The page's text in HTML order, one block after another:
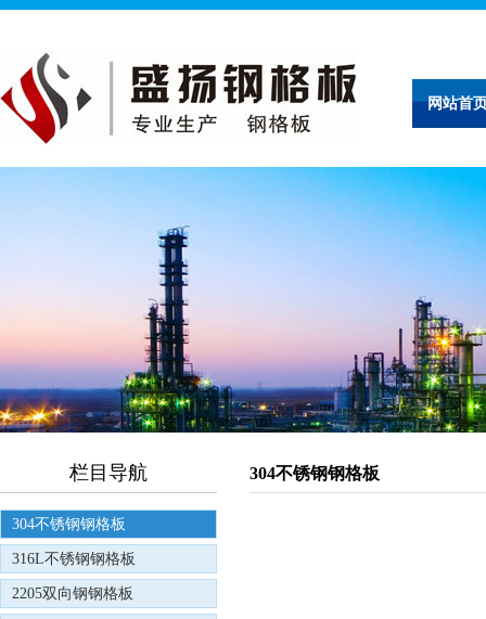
网站首
栏目导航
304不锈钢钢格板
316L不锈钢钢格板
2205双向钢钢格板
304不锈钢钢格板